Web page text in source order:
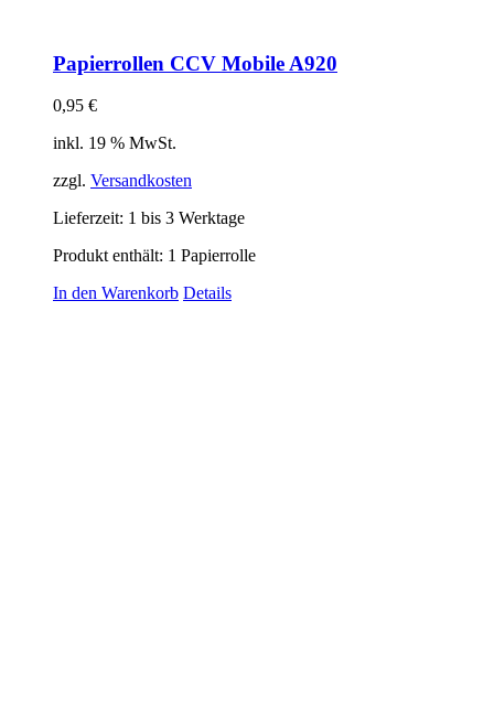
Papierrollen CCV Mobile A920
0,95 €
inkl. 19 % MwSt.
zzgl. Versandkosten
Lieferzeit: 1 bis 3 Werktage
Produkt enthält: 1 Papierrolle
In den Warenkorb Details